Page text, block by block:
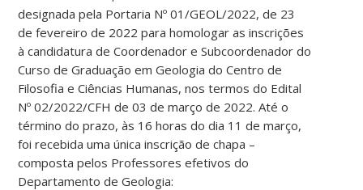
designada pela Portaria Nº 01/GEOL/2022, de 23
de fevereiro de 2022 para homologar as inscrições
à candidatura de Coordenador e Subcoordenador do
Curso de Graduação em Geologia do Centro de
Filosofia e Ciências Humanas, nos termos do Edital
Nº 02/2022/CFH de 03 de março de 2022. Até o
término do prazo, às 16 horas do dia 11 de março,
foi recebida uma única inscrição de chapa –
composta pelos Professores efetivos do
Departamento de Geologia: